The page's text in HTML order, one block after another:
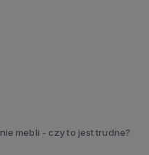
mebli - czy to jest trudne?